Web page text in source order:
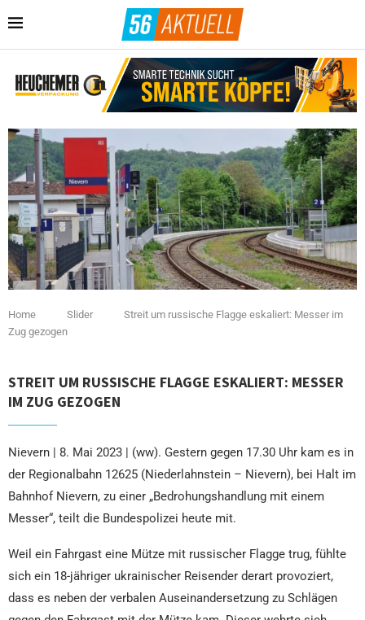
Home Slider
Streit um russische Flagge eskaliert: Messer im
Zug gezogen
STREIT UM RUSSISCHE FLAGGE ESKALIERT: MESSER
IM ZUG GEZOGEN
Nievern | 8. Mai 2023 | (ww). Gestern gegen 17.30 Uhr kam es in
der Regionalbahn 12625 (Niederlahnstein – Nievern), bei Halt im
Bahnhof Nievern, zu einer „Bedrohungshandlung mit einem
Messer“, teilt die Bundespolizei heute mit.
Weil ein Fahrgast eine Mütze mit russischer Flagge trug, fühlte
sich ein 18-jähriger ukrainischer Reisender derart provoziert,
dass es neben der verbalen Auseinandersetzung zu Schlägen